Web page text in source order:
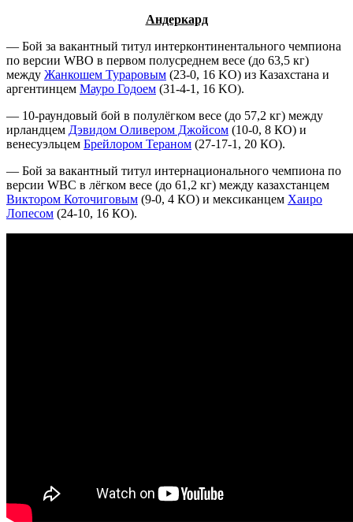
Андеркард
— Бой за вакантный титул интерконтинентального чемпиона
по версии WBO в первом полусреднем весе (до 63,5 кг)
между Жанкошем Тураровым (23-0, 16 KO) из Казахстана и
аргентинцем Мауро Годоем (31-4-1, 16 KO).
— 10-раундовый бой в полулёгком весе (до 57,2 кг) между
ирландцем Дэвидом Оливером Джойсом (10-0, 8 КО) и
венесуэльцем Брейлором Тераном (27-17-1, 20 КО).
— Бой за вакантный титул интернационального чемпиона по
версии WBC в лёгком весе (до 61,2 кг) между казахстанцем
Виктором Коточиговым (9-0, 4 КО) и мексиканцем Хаиро
Лопесом (24-10, 16 КО).